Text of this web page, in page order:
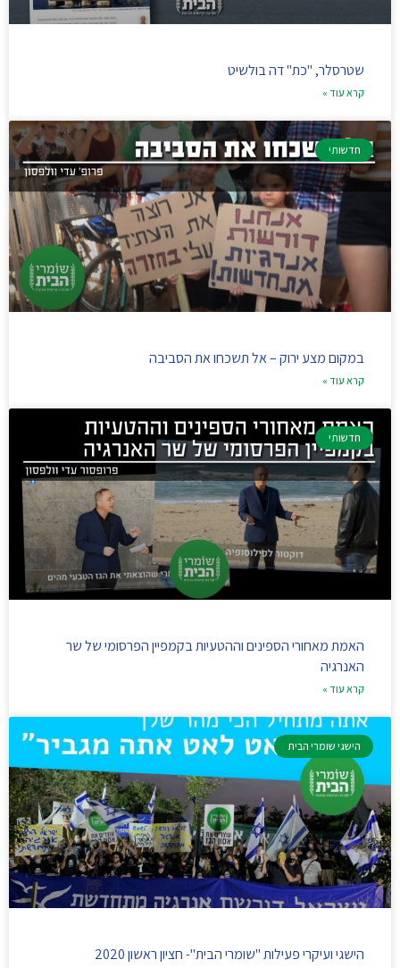
שטרסלר, "כת" דה בולשיט
קרא עוד »
חדשותי
במקום מצע ירוק – אל תשכחו את הסביבה
קרא עוד »
חדשותי
האמת מאחורי הספינים וההטעיות בקמפיין הפרסומי של שר
האנרגיה
קרא עוד »
הישגי שומרי הבית
הישגי ועיקרי פעילות "שומרי הבית"- חציון ראשון 2020